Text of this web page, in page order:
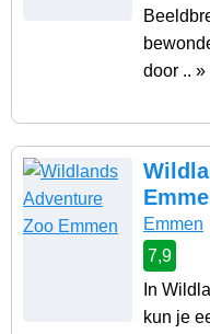
door .. »
Emmen
7,9
In
kun je